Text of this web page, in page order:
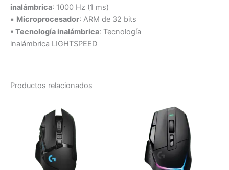
inalámbrica: 1000 Hz (1 ms)
▪ Microprocesador: ARM de 32 bits
▪ Tecnología inalámbrica: Tecnología
inalámbrica LIGHTSPEED
Productos relacionados